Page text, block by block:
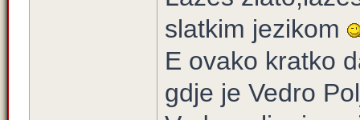
slatkim jezikom
E ovako kratko
gdje je Vedro